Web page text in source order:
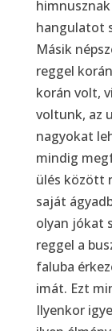
hangulatot
Másik
reggel
korán volt,
voltunk, az
nagyokat
mindig
ülés között
saját
olyan jókat
reggel a
faluba
imát. Ezt
Ilyenkor